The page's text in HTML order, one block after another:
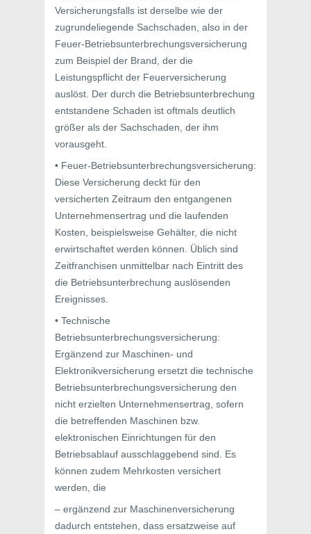
Versicherungsfalls ist derselbe wie der
zugrundeliegende Sachschaden, also in der
Feuer-Betriebsunterbrechungsversicherung
zum Beispiel der Brand, der die
Leistungspflicht der Feuerversicherung
auslöst. Der durch die Betriebsunterbrechung
entstandene Schaden ist oftmals deutlich
größer als der Sachschaden, der ihm
vorausgeht.
• Feuer-Betriebsunterbrechungsversicherung:
Diese Versicherung deckt für den
versicherten Zeitraum den entgangenen
Unternehmensertrag und die laufenden
Kosten, beispielsweise Gehälter, die nicht
erwirtschaftet werden können. Üblich sind
Zeitfranchisen unmittelbar nach Eintritt des
die Betriebsunterbrechung auslösenden
Ereignisses.
• Technische
Betriebsunterbrechungsversicherung:
Ergänzend zur Maschinen- und
Elektronikversicherung ersetzt die technische
Betriebsunterbrechungsversicherung den
nicht erzielten Unternehmensertrag, sofern
die betreffenden Maschinen bzw.
elektronischen Einrichtungen für den
Betriebsablauf ausschlaggebend sind. Es
können zudem Mehrkosten versichert
werden, die
– ergänzend zur Maschinenversicherung
dadurch entstehen, dass ersatzweise auf